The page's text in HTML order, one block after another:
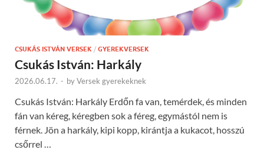
CSUKÁS ISTVÁN VERSEK / GYEREKVERSEK
Csukás István: Harkály
2026.06.17. - byVersek gyerekeknek
Csukás István: Harkály Erdőn fa van, temérdek, és minden
fán van kéreg, kéregben sok a féreg, egymástól nem is
férnek. Jön a harkály, kipi kopp, kirántja a kukacot, hosszú
csőrrel …